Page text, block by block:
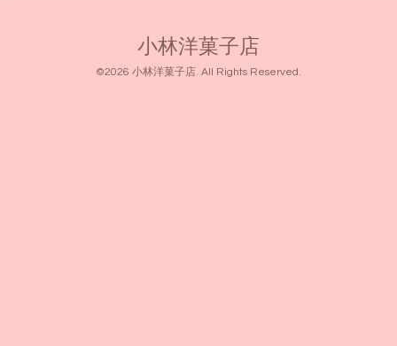
小林洋菓子店
©2026 小林洋菓子店. All Rights Reserved.